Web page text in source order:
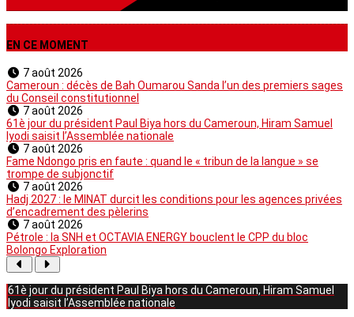
EN CE MOMENT
7 août 2026
Cameroun : décès de Bah Oumarou Sanda l’un des premiers sages
du Conseil constitutionnel
7 août 2026
61è jour du président Paul Biya hors du Cameroun, Hiram Samuel
Iyodi saisit l’Assemblée nationale
7 août 2026
Fame Ndongo pris en faute : quand le « tribun de la langue » se
trompe de subjonctif
7 août 2026
Hadj 2027 : le MINAT durcit les conditions pour les agences privées
d’encadrement des pèlerins
7 août 2026
Pétrole : la SNH et OCTAVIA ENERGY bouclent le CPP du bloc
Bolongo Exploration
61è jour du président Paul Biya hors du Cameroun, Hiram Samuel
Iyodi saisit l’Assemblée nationale